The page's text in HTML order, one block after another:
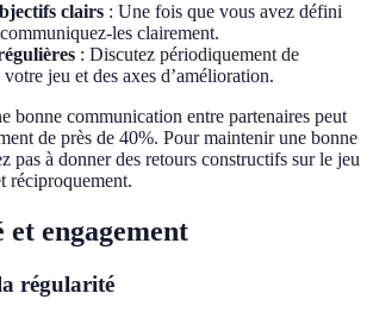
clairs : Une fois que vous avez défini
les clairement.
: Discutez périodiquement de
jeu et des axes d’amélioration.
bonne communication entre partenaires peut
de près de 40%. Pour maintenir une bonne
pas à donner des retours constructifs sur le jeu
réciproquement.
engagement
régularité